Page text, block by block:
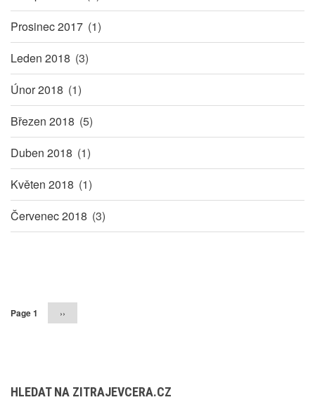
Prosinec 2017 (1)
Leden 2018 (3)
Únor 2018 (1)
Březen 2018 (5)
Duben 2018 (1)
Květen 2018 (1)
Červenec 2018 (3)
Page 1 Následující
stránka
››
HLEDAT NA ZITRAJEVCERA.CZ